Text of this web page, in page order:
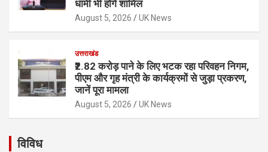
धामी भी होंगे शामिल
August 5, 2026 UK News
उत्तराखंड
₹2.82 करोड़ पाने के लिए भटक रहा परिवहन निगम,
पीएम और गृह मंत्री के कार्यक्रमों से जुड़ा प्रकरण,
जानें पूरा मामला
August 5, 2026 UK News
विविध